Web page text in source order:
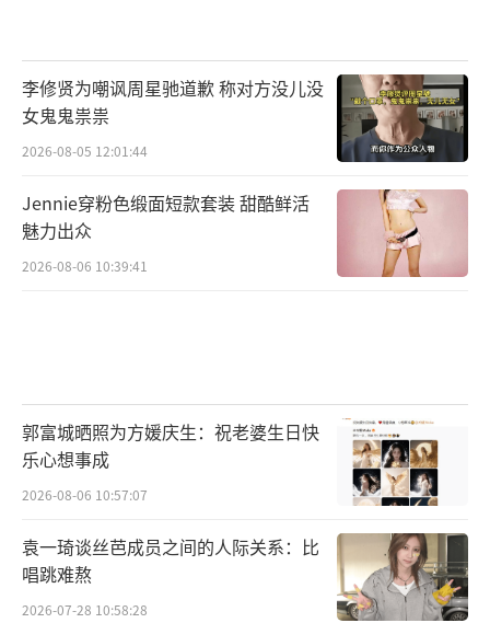
李修贤为嘲讽周星驰道歉 称对方没儿没
女鬼鬼祟祟
2026-08-05 12:01:44
Jennie穿粉色缎面短款套装 甜酷鲜活
魅力出众
2026-08-06 10:39:41
郭富城晒照为方媛庆生：祝老婆生日快
乐心想事成
2026-08-06 10:57:07
袁一琦谈丝芭成员之间的人际关系：比
唱跳难熬
2026-07-28 10:58:28